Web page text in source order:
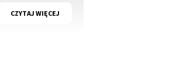
CZYTAJ WIĘCEJ